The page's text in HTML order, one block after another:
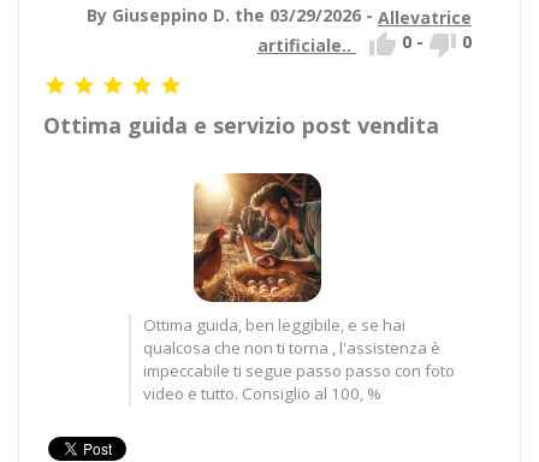
By Giuseppino D. the 03/29/2026 - Allevatrice
artificiale..
 0 -  0
    
Ottima guida e servizio post vendita
Ottima guida, ben leggibile, e se hai
qualcosa che non ti torna , l'assistenza è
impeccabile ti segue passo passo con foto
video e tutto. Consiglio al 100, %